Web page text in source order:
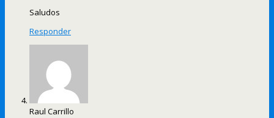
Saludos
Responder
Raul Carrillo